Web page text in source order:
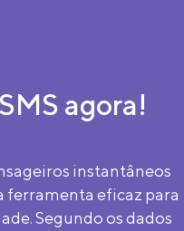
agora!
instantâneos
ferramenta eficaz para
Segundo os dados